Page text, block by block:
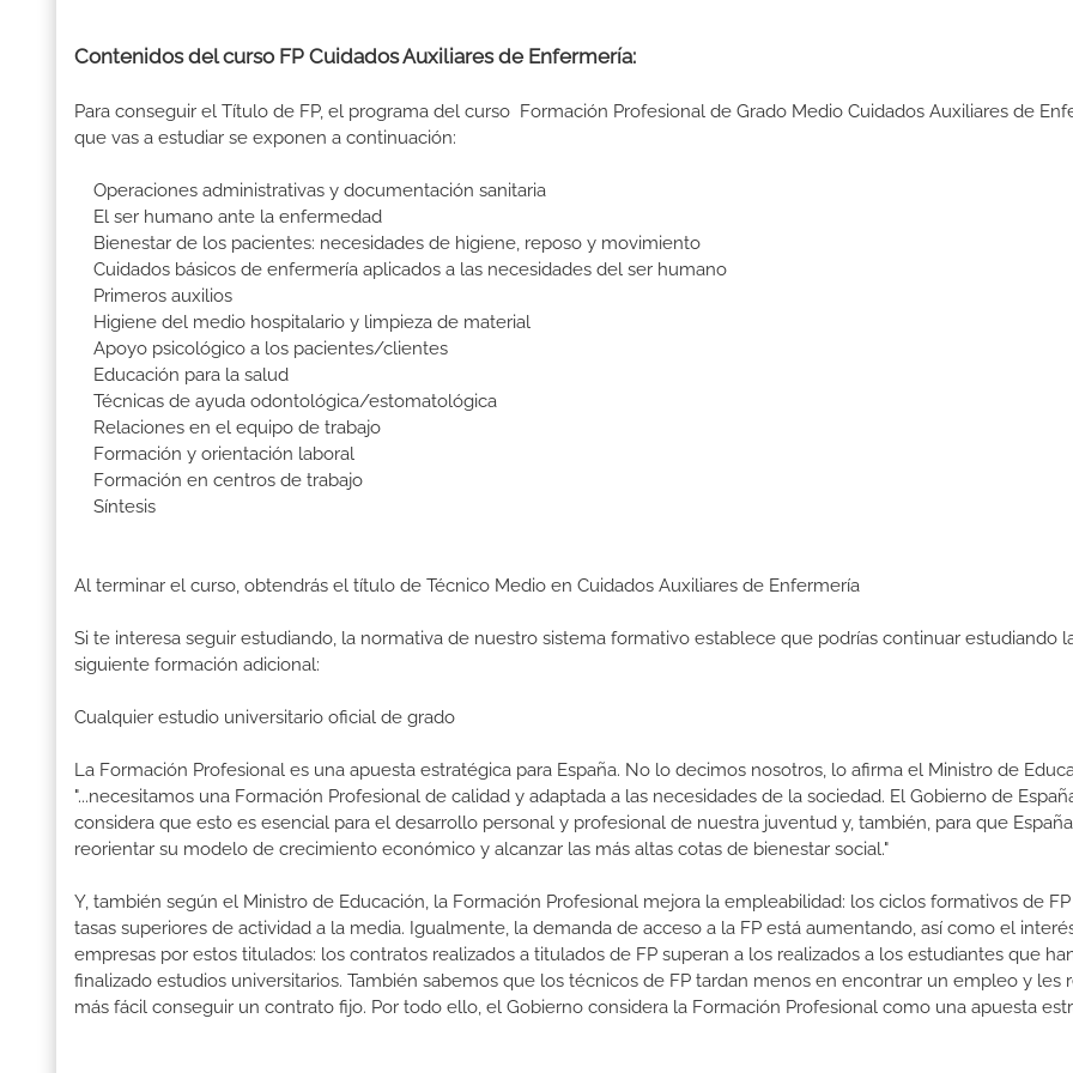
Contenidos del curso FP Cuidados Auxiliares de Enfermería:
Para conseguir el Título de FP, el programa del curso Formación Profesional de Grado Medio Cuidados Auxiliares de
que vas a estudiar se exponen a continuación:
Operaciones administrativas y documentación sanitaria
El ser humano ante la enfermedad
Bienestar de los pacientes: necesidades de higiene, reposo y movimiento
Cuidados básicos de enfermería aplicados a las necesidades del ser humano
Primeros auxilios
Higiene del medio hospitalario y limpieza de material
Apoyo psicológico a los pacientes/clientes
Educación para la salud
Técnicas de ayuda odontológica/estomatológica
Relaciones en el equipo de trabajo
Formación y orientación laboral
Formación en centros de trabajo
Síntesis
Al terminar el curso, obtendrás el título de Técnico Medio en Cuidados Auxiliares de Enfermería
Si te interesa seguir estudiando, la normativa de nuestro sistema formativo establece que podrías continuar estudiando
siguiente formación adicional:
Cualquier estudio universitario oficial de grado
La Formación Profesional es una apuesta estratégica para España. No lo decimos nosotros, lo afirma el Ministro de
"...necesitamos una Formación Profesional de calidad y adaptada a las necesidades de la sociedad. El Gobierno de
considera que esto es esencial para el desarrollo personal y profesional de nuestra juventud y, también, para que
reorientar su modelo de crecimiento económico y alcanzar las más altas cotas de bienestar social."
Y, también según el Ministro de Educación, la Formación Profesional mejora la empleabilidad: los ciclos formativos de
tasas superiores de actividad a la media. Igualmente, la demanda de acceso a la FP está aumentando, así como el
empresas por estos titulados: los contratos realizados a titulados de FP superan a los realizados a los estudiantes que
finalizado estudios universitarios. También sabemos que los técnicos de FP tardan menos en encontrar un empleo y les
más fácil conseguir un contrato fijo. Por todo ello, el Gobierno considera la Formación Profesional como una apuesta